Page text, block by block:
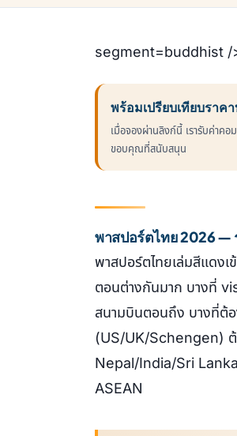
segment=buddhist /
พร้อมเปรียบเทียบราค
เมื่อจองผ่านลิงก์นี้ เรารับค่าค
ขอบคุณที่สนับสนุน
พาสปอร์ตไทย 2026 —
พาสปอร์ตไทยเล่มสีแดง
ตอนต่างกันมาก บางที่
สนามบินตอนถึง บางที่ต้
(US/UK/Schengen) ต้
Nepal/India/Sri
ASEAN